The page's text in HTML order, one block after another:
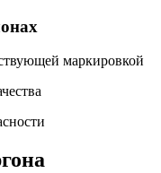
маркировкой